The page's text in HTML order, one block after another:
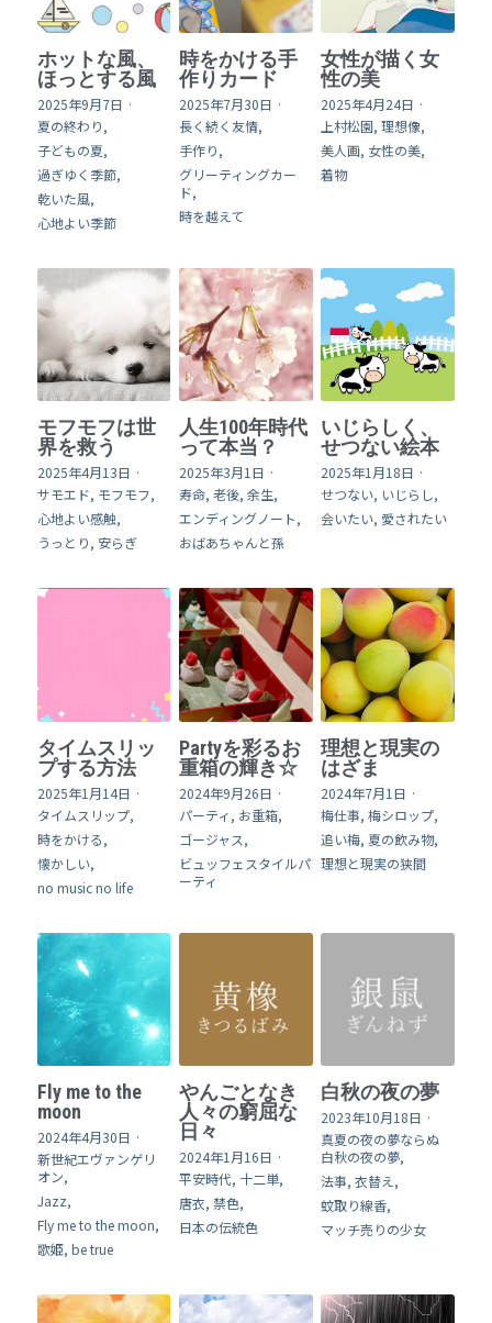
ホットな風、
ほっとする風
2025年9月7日 ·
夏の終わり,
子どもの夏,
過ぎゆく季節,
乾いた風,
心地よい季節
時をかける手
作りカード
2025年7月30日 ·
長く続く友情,
手作り,
グリーティングカー
ド,
時を越えて
女性が描く女
性の美
2025年4月24日 ·
上村松園, 理想像,
美人画, 女性の美,
着物
モフモフは世
界を救う
2025年4月13日 ·
サモエド, モフモフ,
心地よい感触,
うっとり, 安らぎ
人生100年時代
って本当？
2025年3月1日 ·
寿命, 老後, 余生,
エンディングノート,
おばあちゃんと孫
いじらしく、
せつない絵本
2025年1月18日 ·
せつない, いじらし,
会いたい, 愛されたい
タイムスリッ
プする方法
2025年1月14日 ·
タイムスリップ,
時をかける,
懐かしい,
no music no life
Partyを彩るお
重箱の輝き☆
2024年9月26日 ·
パーティ, お重箱,
ゴージャス,
ビュッフェスタイルパ
ーティ
理想と現実の
はざま
2024年7月1日 ·
梅仕事, 梅シロップ,
追い梅, 夏の飲み物,
理想と現実の狭間
Fly me to the
moon
2024年4月30日 ·
新世紀エヴァンゲリ
オン,
Jazz,
Fly me to the moon,
歌姫, be true
やんごとなき
人々の窮屈な
日々
2024年1月16日 ·
平安時代, 十二単,
唐衣, 禁色,
日本の伝統色
白秋の夜の夢
2023年10月18日 ·
真夏の夜の夢ならぬ
白秋の夜の夢,
法事, 衣替え,
蚊取り線香,
マッチ売りの少女